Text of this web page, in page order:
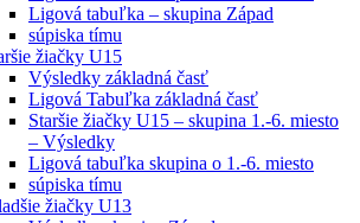
Ligová tabuľka – skupina Západ
súpiska tímu
žiačky U15
Výsledky základná časť
Ligová Tabuľka základná časť
Staršie žiačky U15 – skupina 1.-6. miesto
– Výsledky
Ligová tabuľka skupina o 1.-6. miesto
súpiska tímu
žiačky U13